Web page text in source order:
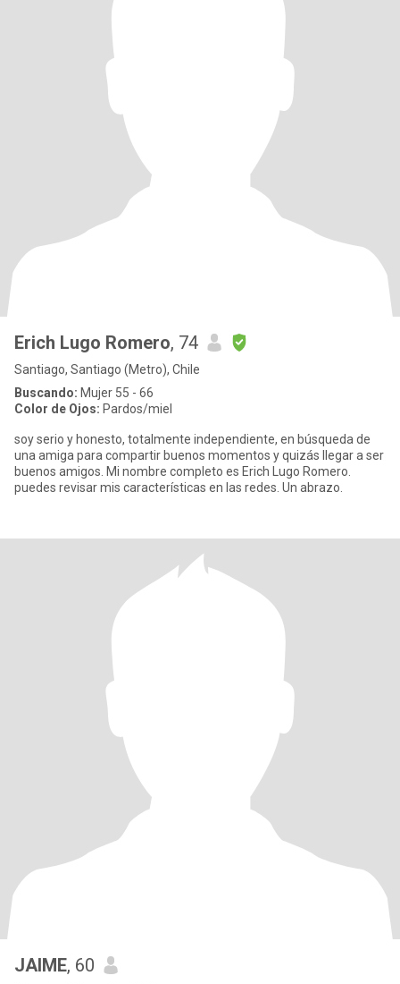
Erich Lugo Romero, 74
Santiago, Santiago (Metro), Chile
Buscando: Mujer 55 - 66
Color de Ojos: Pardos/miel
soy serio y honesto, totalmente independiente, en búsqueda de
una amiga para compartir buenos momentos y quizás llegar a ser
buenos amigos. Mi nombre completo es Erich Lugo Romero.
puedes revisar mis características en las redes. Un abrazo.
JAIME, 60